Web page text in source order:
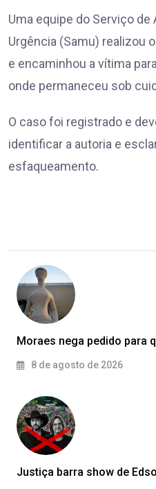
Uma equipe do Serviço
Urgência (Samu) realizou
e encaminhou a vítima
onde permaneceu sob
O caso foi registrado e
identificar a autoria e
esfaqueamento.
Moraes nega pedido para
8 de agosto de 2026
Justiça barra show de